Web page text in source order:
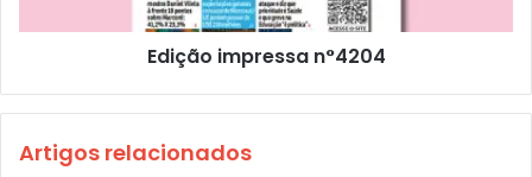
Edição impressa n°4204
Artigos relacionados